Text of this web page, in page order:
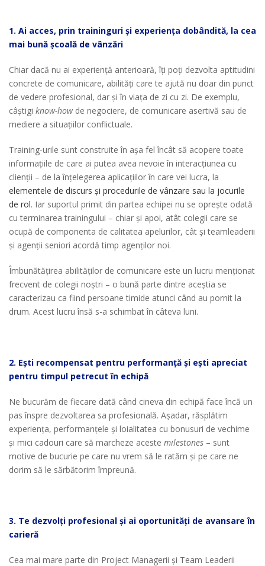
1. Ai acces, prin traininguri și experiența dobândită, la cea
mai bună școală de vânzări
Chiar dacă nu ai experiență anterioară, îți poți dezvolta aptitudini
concrete de comunicare, abilități care te ajută nu doar din punct
de vedere profesional, dar și în viața de zi cu zi. De exemplu,
câștigi know-howde negociere, de comunicare asertivă sau de
mediere a situațiilor conflictuale.
Training-urile sunt construite în așa fel încât să acopere toate
informațiile de care ai putea avea nevoie în interacțiunea cu
clienții – de la înțelegerea aplicațiilor în care vei lucra, la
elementele de discurs și procedurile de vânzare sau la jocurile
de rol. Iar suportul primit din partea echipei nu se oprește odată
cu terminarea trainingului – chiar și apoi, atât colegii care se
ocupă de componenta de calitatea apelurilor, cât și teamleaderii
și agenții seniori acordă timp agenților noi.
Îmbunătățirea abilităților de comunicare este un lucru menționat
frecvent de colegii noștri – o bună parte dintre aceștia se
caracterizau ca fiind persoane timide atunci când au pornit la
drum. Acest lucru însă s-a schimbat în câteva luni.
2. Ești recompensat pentru performanță și ești apreciat
pentru timpul petrecut în echipă
Ne bucurăm de fiecare dată când cineva din echipă face încă un
pas înspre dezvoltarea sa profesională. Așadar, răsplătim
experiența, performanțele și loialitatea cu bonusuri de vechime
și mici cadouri care să marcheze aceste milestones – sunt
motive de bucurie pe care nu vrem să le ratăm și pe care ne
dorim să le sărbătorim împreună.
3. Te dezvolți profesional și ai oportunități de avansare în
carieră
Cea mai mare parte din Project Managerii și Team Leaderii